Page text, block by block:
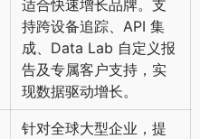
适合快速增长品牌。支
持跨设备追踪、API 集
成、Data Lab 自定义报
告及专属客户支持，实
现数据驱动增长。
针对全球大型企业，提